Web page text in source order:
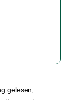
gelesen,